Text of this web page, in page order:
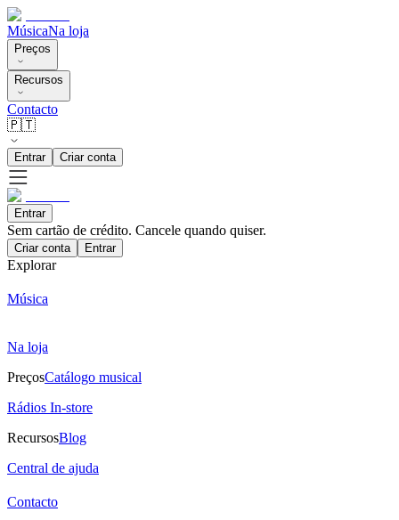
MúsicaNa loja
Preços
Recursos
Contacto
🇵🇹
Entrar Criar conta
Entrar
Sem cartão de crédito. Cancele quando quiser.
Criar conta Entrar
Explorar
Música
Na loja
PreçosCatálogo musical
Rádios In-store
RecursosBlog
Central de ajuda
Contacto